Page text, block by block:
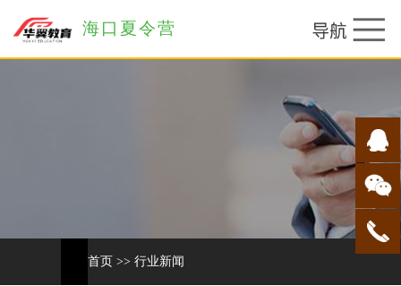
海口夏令营
首页 >> 行业新闻